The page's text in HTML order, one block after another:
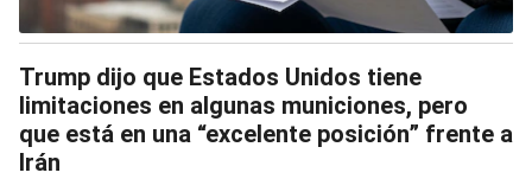
Trump dijo que Estados Unidos tiene
limitaciones en algunas municiones, pero
que está en una “excelente posición” frente a
Irán